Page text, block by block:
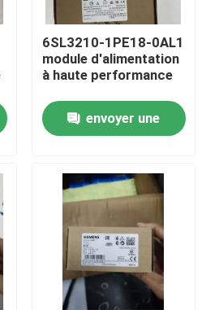
6SL3210-1PE18-0AL1
module d'alimentation
à haute performance
envoyer une